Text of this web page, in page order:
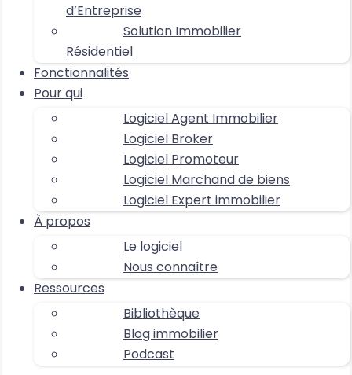
d’Entreprise
Solution Immobilier
Résidentiel
Fonctionnalités
Pour qui
Logiciel Agent Immobilier
Logiciel Broker
Logiciel Promoteur
Logiciel Marchand de biens
Logiciel Expert immobilier
À propos
Le logiciel
Nous connaître
Ressources
Bibliothèque
Blog immobilier
Podcast